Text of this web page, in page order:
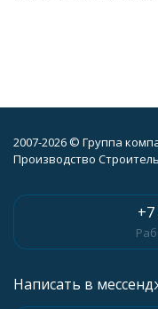
2007-2026 © Группа
Производство
Написать в